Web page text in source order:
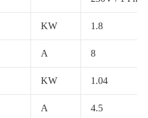
KW 1.8
A 8
KW 1.04
A 4.5